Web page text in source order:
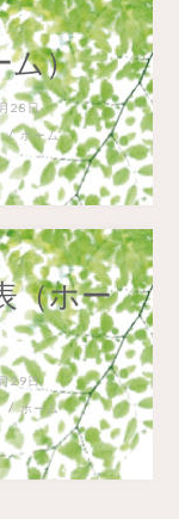
ム）
28日
/ホーム
（ホー
29日
/ホーム